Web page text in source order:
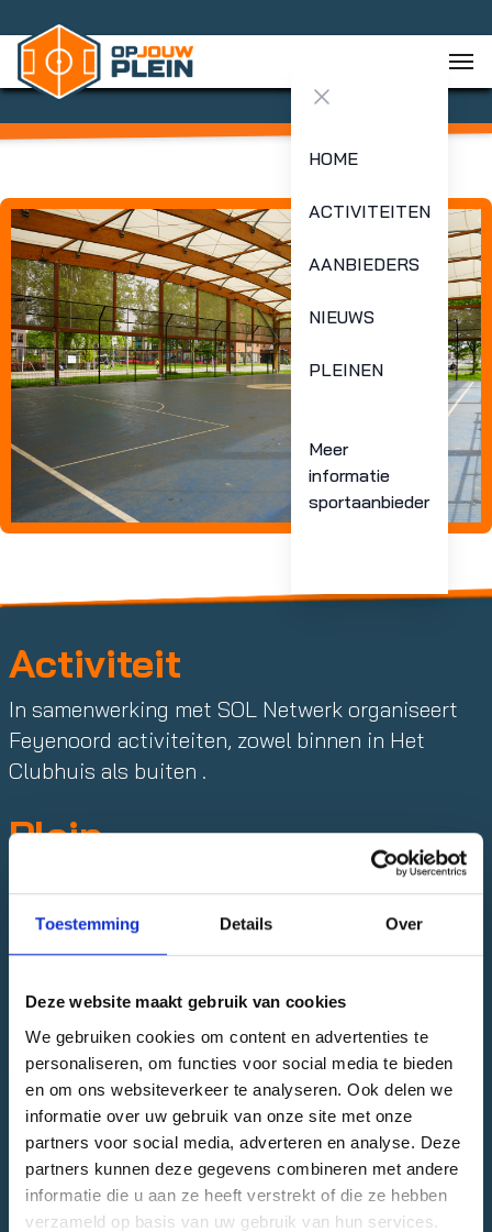
Toestemming Details Over
Deze website maakt gebruik van cookies
We gebruiken cookies om content en advertenties te
personaliseren, om functies voor social media te bieden
en om ons websiteverkeer te analyseren. Ook delen we
informatie over uw gebruik van onze site met onze
partners voor social media, adverteren en analyse. Deze
partners kunnen deze gegevens combineren met andere
informatie die u aan ze heeft verstrekt of die ze hebben
verzameld op basis van uw gebruik van hun services.
Close menu
HOME
ACTIVITEITEN
AANBIEDERS
NIEUWS
PLEINEN
Meer
informatie
sportaanbieder
Activiteit
In samenwerking met SOL Netwerk organiseert
Feyenoord activiteiten, zowel binnen in Het
Clubhuis als buiten .
Plein
Adres
Pascalweg 12, 3076 JP Rotterdam
Naar locatie
Sport
Voetbal